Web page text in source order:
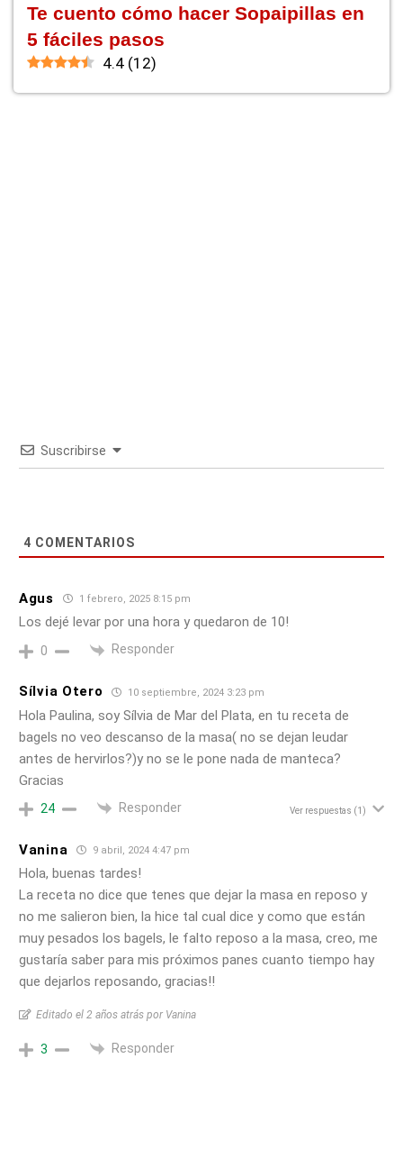
Te cuento cómo hacer Sopaipillas en
5 fáciles pasos
4.4 (12)
Suscribirse
4 COMENTARIOS
Agus 1 febrero, 2025 8:15 pm
Los dejé levar por una hora y quedaron de 10!
0 Responder
Sílvia Otero 10 septiembre, 2024 3:23 pm
Hola Paulina, soy Sílvia de Mar del Plata, en tu receta de
bagels no veo descanso de la masa( no se dejan leudar
antes de hervirlos?)y no se le pone nada de manteca?
Gracias
24 Responder Ver respuestas (1)
Vanina 9 abril, 2024 4:47 pm
Hola, buenas tardes!
La receta no dice que tenes que dejar la masa en reposo y
no me salieron bien, la hice tal cual dice y como que están
muy pesados los bagels, le falto reposo a la masa, creo, me
gustaría saber para mis próximos panes cuanto tiempo hay
que dejarlos reposando, gracias!!
Editado el 2 años atrás por Vanina
3 Responder